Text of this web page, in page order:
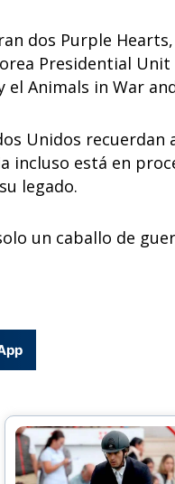
dos Purple
Presidential
el Animals in War
Unidos
incluso está en
legado.
un caballo de